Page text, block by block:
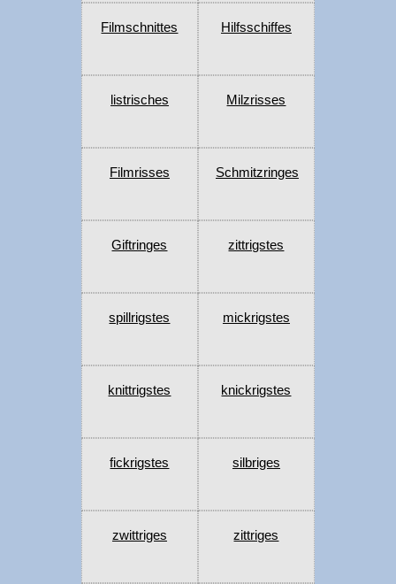
Filmschnittes Hilfsschiffes
listrisches Milzrisses
Filmrisses Schmitzringes
Giftringes zittrigstes
spillrigstes mickrigstes
knittrigstes knickrigstes
fickrigstes silbriges
zwittriges zittriges